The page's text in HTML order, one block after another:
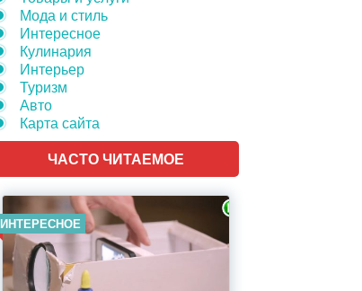
Мода и стиль
Интересное
Кулинария
Интерьер
Туризм
Авто
Карта сайта
ЧАСТО ЧИТАЕМОЕ
ИНТЕРЕСНОЕ